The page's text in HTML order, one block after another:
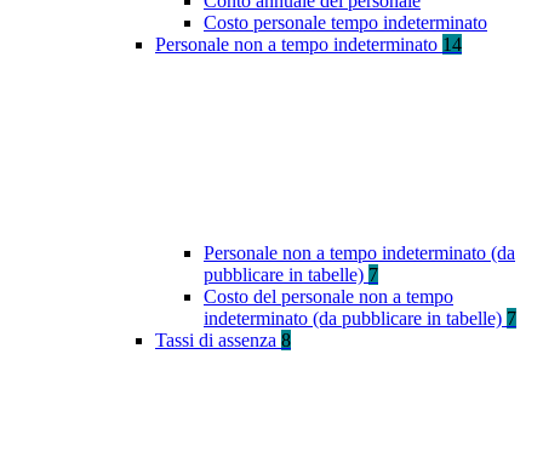
Costo personale tempo indeterminato
Personale non a tempo indeterminato 14
Personale non a tempo indeterminato (da
pubblicare in tabelle) 7
Costo del personale non a tempo
indeterminato (da pubblicare in tabelle) 7
Tassi di assenza 8